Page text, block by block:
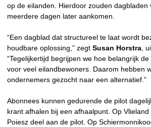
op de eilanden. Hierdoor zouden dagbladen
meerdere dagen later aankomen.
“Een dagblad dat structureel te laat wordt
houdbare oplossing,” zegt Susan Horstra ,
“Tegelijkertijd begrijpen we hoe belangrijk
voor veel eilandbewoners. Daarom hebben
ondernemers gezocht naar een alternatief.”
Abonnees kunnen gedurende de pilot
krant afhalen bij een afhaalpunt. Op
Poiesz deel aan de pilot. Op